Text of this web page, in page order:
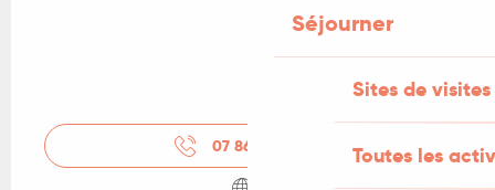
Séjourner
Sites de visites
Toutes les
07 86 83 12